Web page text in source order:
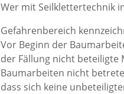
Wer mit Seilklettertechnik
Gefahrenbereich
Vor Beginn der
der Fällung nicht
Baumarbeiten nicht
dass sich keine